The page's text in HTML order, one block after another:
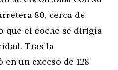
80, cerca de
que el coche se dirigía
Tras la
un exceso de 128